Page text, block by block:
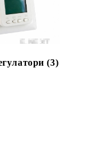
(3)